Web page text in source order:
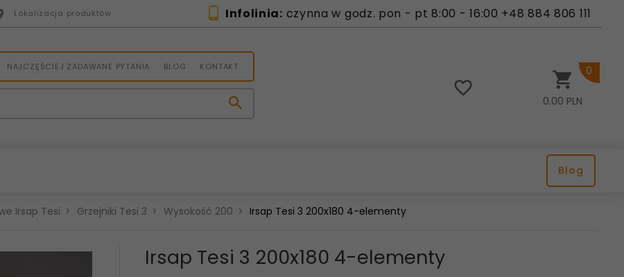
Lokalizacja produktów Infolinia: czynna w godz. pon - pt 8:00 - 16:00 +48 884 806 111
NAJCZĘŚCIEJ ZADAWANE PYTANIA BLOG KONTAKT
0.00 PLN
0
Blog
Irsap Tesi Grzejniki Tesi 3 Wysokość 200 Irsap Tesi 3 200x180 4-elementy
Irsap Tesi 3 200x180 4-elementy